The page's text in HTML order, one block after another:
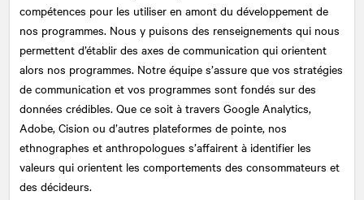
compétences pour les utiliser en amont du développement de
nos programmes. Nous y puisons des renseignements qui nous
permettent d’établir des axes de communication qui orientent
alors nos programmes. Notre équipe s’assure que vos stratégies
de communication et vos programmes sont fondés sur des
données crédibles. Que ce soit à travers Google Analytics,
Adobe, Cision ou d’autres plateformes de pointe, nos
ethnographes et anthropologues s’affairent à identifier les
valeurs qui orientent les comportements des consommateurs et
des décideurs.